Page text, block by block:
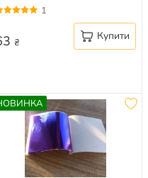
1
₴ Купити